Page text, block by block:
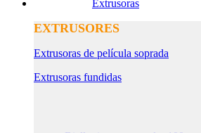
Extrusoras
EXTRUSORES
Extrusoras de película soprada
Extrusoras fundidas